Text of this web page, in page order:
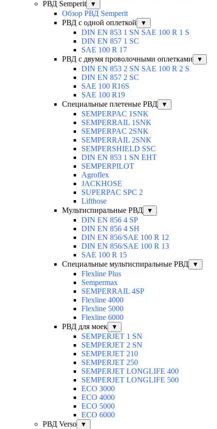
РВД Semperit
▼
Обзор РВД Semperit
РВД с одной оплеткой
▼
DIN EN 853 1 SN SAE 100 R 1 S
DIN EN 857 1 SC
SAE 100 R 17
РВД с двумя проволочными оплетками
▼
DIN EN 853 2 SN SAE 100 R 2 S
DIN EN 857 2 SC
SAE 100 R16S
SAE 100 R19
Специальные плетеные РВД
▼
SEMPERPAC 1SNK
SEMPERRAIL 1SNK
SEMPERPAC 2SNK
SEMPERRAIL 2SNK
SEMPERSHIELD SSC
DIN EN 853 1 SN EHT
SEMPERPILOT
Agroflex
JACKHOSE
SUPERPAC SPC 2
Lifthose
Мультиспиральные РВД
▼
DIN EN 856 4 SP
DIN EN 856 4 SH
DIN EN 856/SAE 100 R 12
DIN EN 856/SAE 100 R 13
SAE 100 R 15
Специальные мультиспиральные РВД
▼
Flexline Plus
Sempermax
SEMPERRAIL 4SP
Flexline 4000
Flexline 5000
Flexline 6000
РВД для моек
▼
SEMPERJET 1 SN
SEMPERJET 2 SN
SEMPERJET 210
SEMPERJET 250
SEMPERJET LONGLIFE 400
SEMPERJET LONGLIFE 500
ECO 3000
ECO 4000
ECO 5000
ECO 6000
РВД Verso
▼